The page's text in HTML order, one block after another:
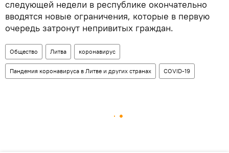
следующей недели в республике окончательно
вводятся новые ограничения, которые в первую
очередь затронут непривитых граждан.
Общество Литва коронавирус
Пандемия коронавируса в Литве и других странах COVID-19